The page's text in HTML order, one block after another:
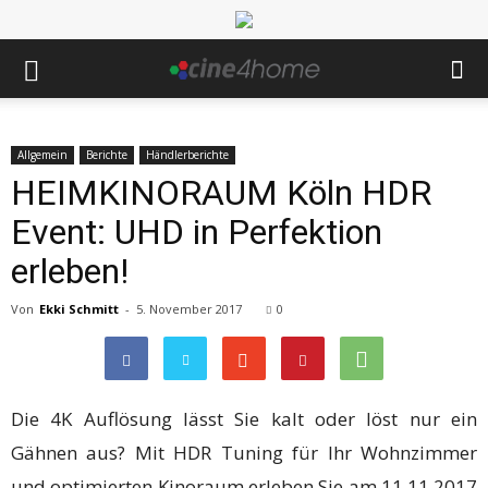
Allgemein Berichte Händlerberichte
HEIMKINORAUM Köln HDR
Event: UHD in Perfektion
erleben!
Von Ekki Schmitt - 5. November 2017 0
Die 4K Auflösung lässt Sie kalt oder löst nur ein
Gähnen aus? Mit HDR Tuning für Ihr Wohnzimmer